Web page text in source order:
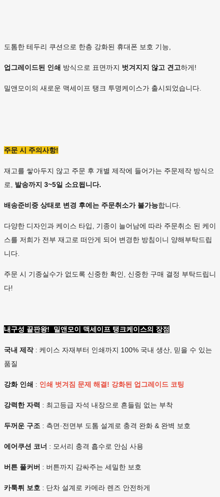
도톰한 테두리 쿠션으로 한층 강화된 휴대폰 보호 기능,
업그레이드된 인쇄 방식으로 표면까지 벗겨지지 않고 견고하게!
밀앤모이의 새로운 맥세이프 탱크 투명케이스가 출시되었습니다.
주문 시 주의사항!
재고를 쌓아두지 않고 주문 후 개별 제작에 들어가는 주문제작 방식으
로, 발송까지 3~5일 소요됩니다.
배송준비중 상태로 변경 후에는 주문취소가 불가능합니다.
다양한 디자인과 케이스 타입, 기종이 늘어남에 따라 주문취소 된 케이
스를 저희가 전부 재고로 떠안게 되어 변경한 방침이니 양해부탁드립
니다.
주문 시 기종실수가 없도록 신중한 확인, 신중한 구매 결정 부탁드립니
다!
내구성 끝판왕! 밀앤모이 맥세이프 탱크케이스의 장점
국내 제작: 케이스 자재부터 인쇄까지 100% 국내 생산, 믿을 수 있는
품질
강화 인쇄 : 인쇄 벗겨짐 문제 해결! 강화된 업그레이드 코팅
강력한 자력 : 최고등급 자석 내장으로 흔들림 없는 부착
두꺼운 구조 : 측면·전면부 도톰 설계로 충격 완화 & 완벽 보호
에어쿠션 코너 : 모서리 충격 흡수로 안심 사용
버튼 풀커버 : 버튼까지 감싸주는 세밀한 보호
카툭튀 보호 : 단차 설계로 카메라 렌즈 안전하게